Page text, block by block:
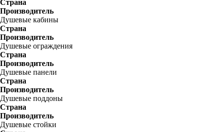
Страна
Производитель
Душевые кабины
Страна
Производитель
Душевые ограждения
Страна
Производитель
Душевые панели
Страна
Производитель
Душевые поддоны
Страна
Производитель
Душевые стойки